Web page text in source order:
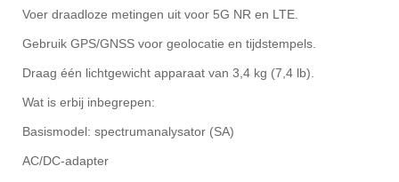
Voer draadloze metingen uit voor 5G NR en LTE.
Gebruik GPS/GNSS voor geolocatie en tijdstempels.
Draag één lichtgewicht apparaat van 3,4 kg (7,4 lb).
Wat is erbij inbegrepen:
Basismodel: spectrumanalysator (SA)
AC/DC-adapter